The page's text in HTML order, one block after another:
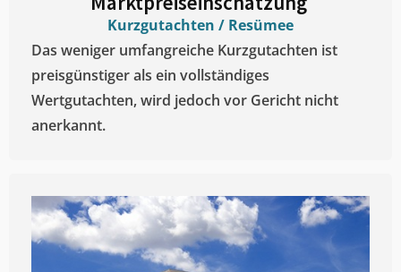
Kurzgutachten / Resümee
Das weniger umfangreiche Kurzgutachten ist
preisgünstiger als ein vollständiges
Wertgutachten, wird jedoch vor Gericht nicht
anerkannt.